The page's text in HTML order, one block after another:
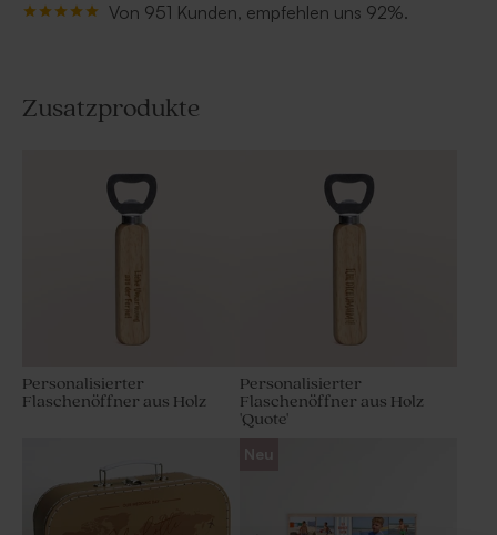
Von 951 Kunden, empfehlen uns 92%.
Zusatzprodukte
Personalisierter
Flaschenöffner aus Holz
Personalisierter
Flaschenöffner aus Holz
'Quote'
Neu